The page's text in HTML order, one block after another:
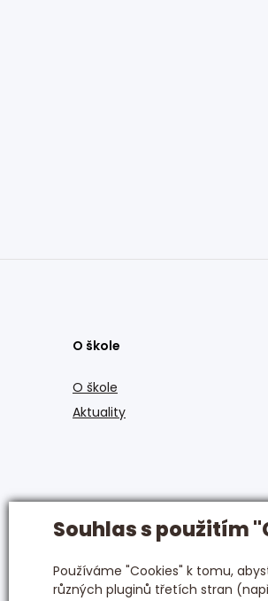
Souhlas s použitím
Používáme "Cookies" k tomu,
různých pluginů třetích stran
O škole
O škole
Aktuality